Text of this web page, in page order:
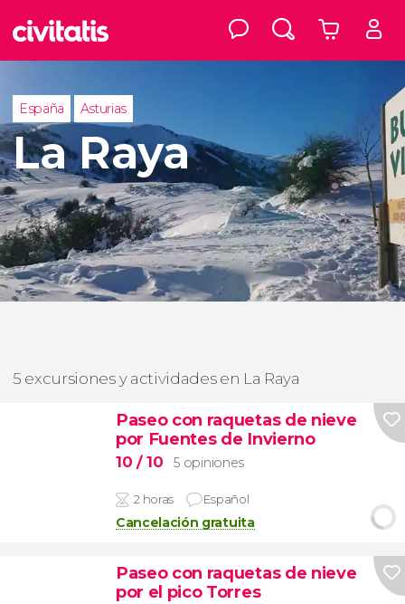
España Asturias
La Raya
5 excursiones y actividades en La Raya
Paseo con raquetas de nieve
por Fuentes de Invierno
10 / 10 5 opiniones
2 horas Español
Cancelación gratuita
Paseo con raquetas de nieve
por el pico Torres